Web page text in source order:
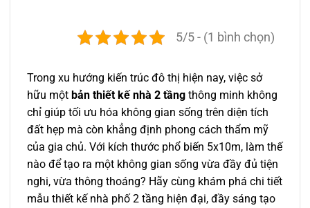
5/5 - (1 bình chọn)
Trong xu hướng kiến trúc đô thị hiện nay, việc sở
hữu một bản thiết kế nhà 2 tầng thông minh không
chỉ giúp tối ưu hóa không gian sống trên diện tích
đất hẹp mà còn khẳng định phong cách thẩm mỹ
của gia chủ. Với kích thước phổ biến 5x10m, làm thế
nào để tạo ra một không gian sống vừa đầy đủ tiện
nghi, vừa thông thoáng? Hãy cùng khám phá chi tiết
mẫu thiết kế nhà phố 2 tầng hiện đại, đầy sáng tạo